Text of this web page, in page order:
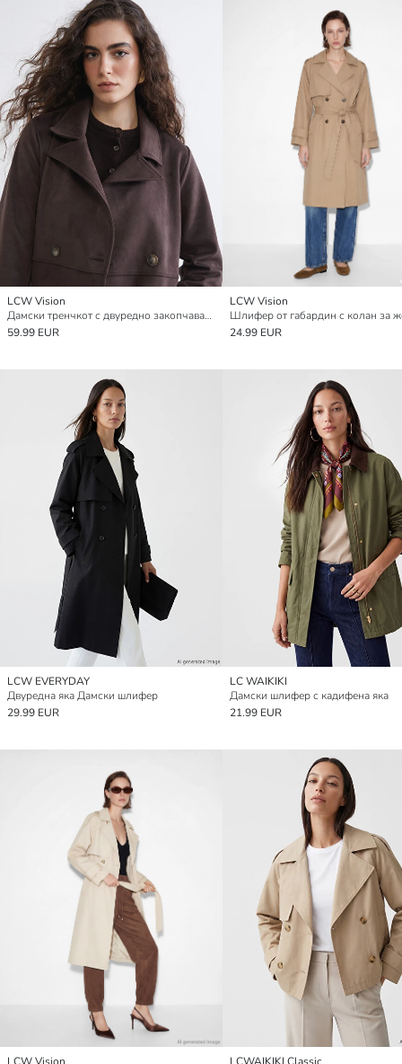
LCW Vision
Дамски тренчкот с двуредно закопчаване и визия на велур.
59.99 EUR
LCW Vision
Шлифер от габардин с колан за
24.99 EUR
LCW EVERYDAY
Двуредна яка Дамски шлифер
29.99 EUR
LC WAIKIKI
Дамски шлифер с кадифена яка
21.99 EUR
LCW Vision LCWAIKIKI Classic